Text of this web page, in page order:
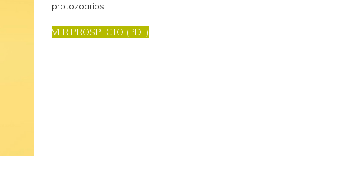
protozoarios.
VER PROSPECTO (PDF)